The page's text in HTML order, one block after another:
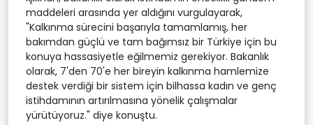
maddeleri arasında yer aldığını vurgulayarak,
"Kalkınma sürecini başarıyla tamamlamış, her
bakımdan güçlü ve tam bağımsız bir Türkiye için bu
konuya hassasiyetle eğilmemiz gerekiyor. Bakanlık
olarak, 7'den 70'e her bireyin kalkınma hamlemize
destek verdiği bir sistem için bilhassa kadın ve genç
istihdamının artırılmasına yönelik çalışmalar
yürütüyoruz." diye konuştu.